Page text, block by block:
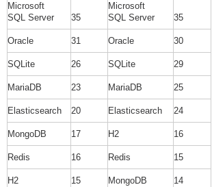
Microsoft
SQL Server
35
Microsoft
SQL Server
35
Oracle 31 Oracle 30
SQLite 26 SQLite 29
MariaDB 23 MariaDB 25
Elasticsearch 20 Elasticsearch 24
MongoDB 17 H2 16
Redis 16 Redis 15
H2 15 MongoDB 14